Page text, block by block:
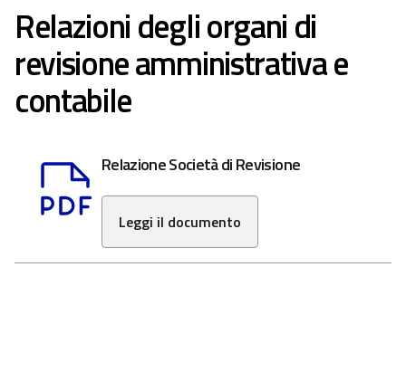
Relazioni degli organi di
revisione amministrativa e
contabile
Relazione Società di Revisione
Leggi il documento